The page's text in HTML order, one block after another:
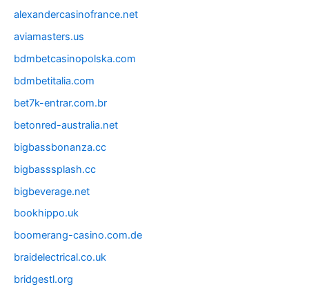
alexandercasinofrance.net
aviamasters.us
bdmbetcasinopolska.com
bdmbetitalia.com
bet7k-entrar.com.br
betonred-australia.net
bigbassbonanza.cc
bigbasssplash.cc
bigbeverage.net
bookhippo.uk
boomerang-casino.com.de
braidelectrical.co.uk
bridgestl.org